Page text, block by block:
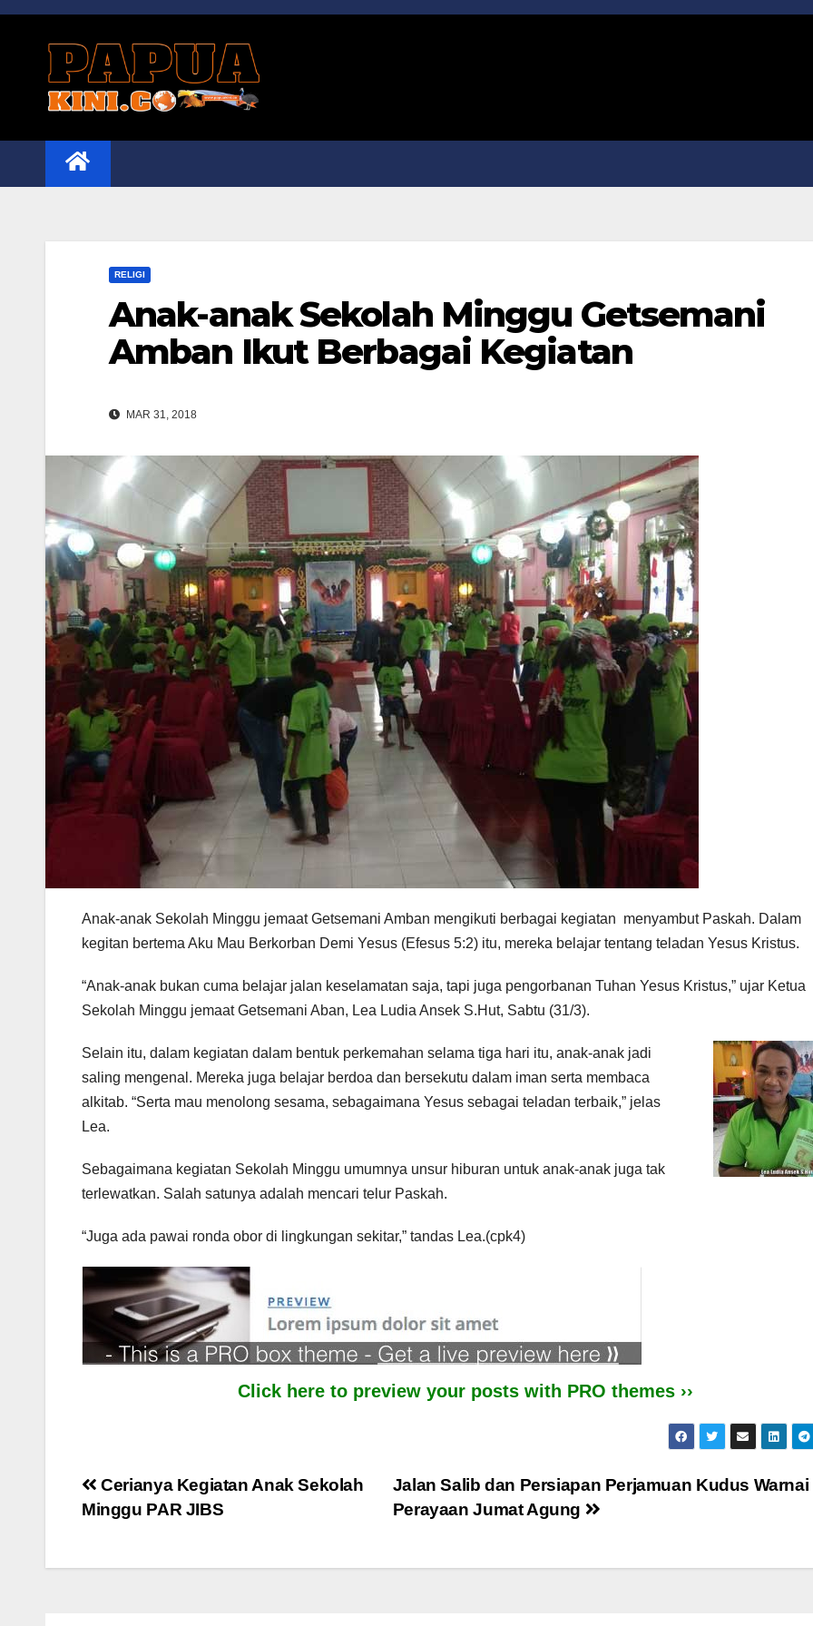
Skip
RELIGI
Anak-anak Sekolah Minggu Getsemani
Amban Ikut Berbagai Kegiatan
MAR 31, 2018
Anak-anak Sekolah Minggu jemaat Getsemani Amban mengikuti berbagai kegiatan menyambut Paskah. Dalam
kegitan bertema Aku Mau Berkorban Demi Yesus (Efesus 5:2) itu, mereka belajar tentang teladan Yesus Kristus.
“Anak-anak bukan cuma belajar jalan keselamatan saja, tapi juga pengorbanan Tuhan Yesus Kristus,” ujar Ketua
Sekolah Minggu jemaat Getsemani Aban, Lea Ludia Ansek S.Hut, Sabtu (31/3).
Selain itu, dalam kegiatan dalam bentuk perkemahan selama tiga hari itu, anak-anak jadi
saling mengenal. Mereka juga belajar berdoa dan bersekutu dalam iman serta membaca
alkitab. “Serta mau menolong sesama, sebagaimana Yesus sebagai teladan terbaik,” jelas
Lea.
Sebagaimana kegiatan Sekolah Minggu umumnya unsur hiburan untuk anak-anak juga tak
terlewatkan. Salah satunya adalah mencari telur Paskah.
“Juga ada pawai ronda obor di lingkungan sekitar,” tandas Lea.(cpk4)
Click here to preview your posts with PRO themes ››
Post
navigation
Jalan Salib dan Persiapan Perjamuan Kudus Warnai
Perayaan Jumat Agung
Cerianya Kegiatan Anak Sekolah
Minggu PAR JIBS